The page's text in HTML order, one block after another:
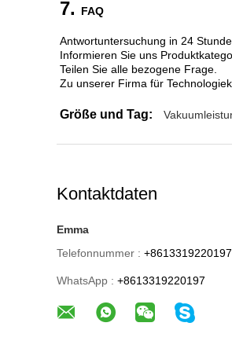
7. FAQ
Antwortuntersuchung in 24
Informieren Sie uns
Teilen Sie alle bezogene Frage.
Zu unserer Firma für
Größe und Tag:
Kontaktdaten
Emma
Telefonnummer : +8613319220197
WhatsApp : +8613319220197